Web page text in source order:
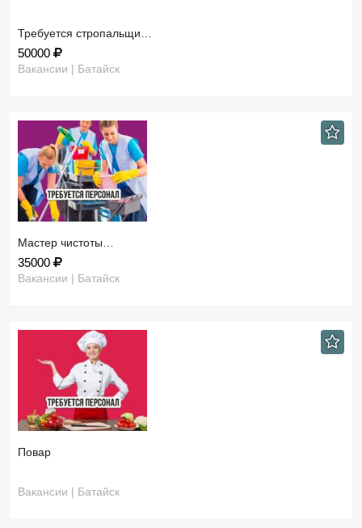
Требуется стропальщи…
50000
Вакансии | Батайск
Мастер чистоты…
35000
Вакансии | Батайск
Повар
Вакансии | Батайск